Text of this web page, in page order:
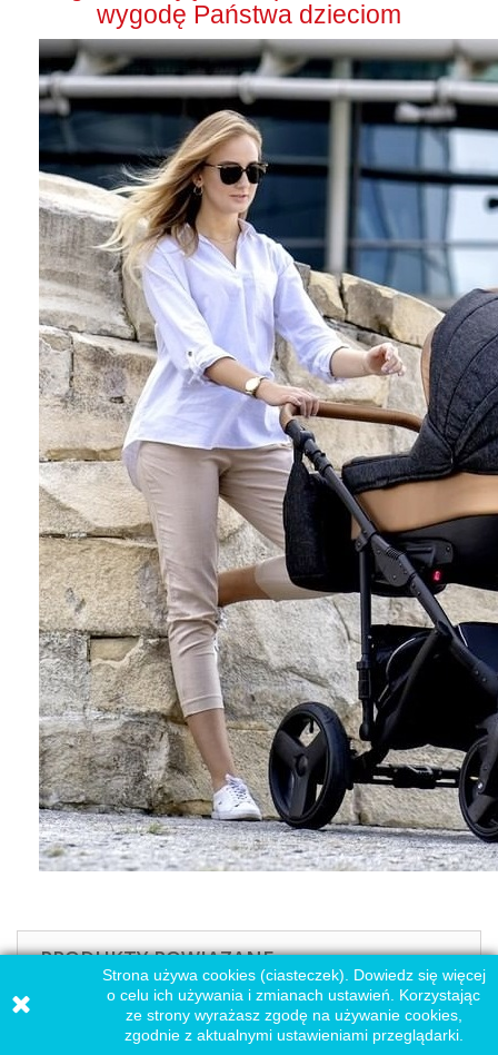
wygodę Państwa dzieciom
PRODUKTY POWIĄZANE
Strona używa cookies (ciasteczek). Dowiedz się więcej
o celu ich używania i zmianach ustawień. Korzystając
ze strony wyrażasz zgodę na używanie cookies,
zgodnie z aktualnymi ustawieniami przeglądarki.